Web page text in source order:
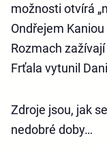
možnosti otvírá
Ondřejem
Rozmach
Frťala vytunil
Zdroje jsou, jak
nedobré doby…